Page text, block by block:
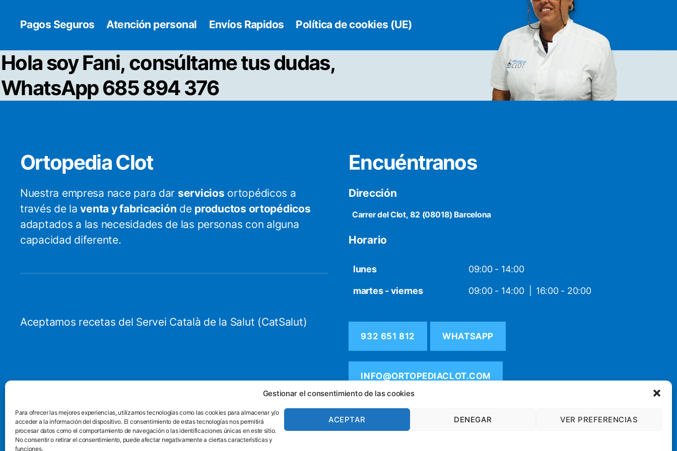
Gestionar el consentimiento de las cookies
Para ofrecer las mejores experiencias, utilizamos tecnologías como las cookies para almacenar y/o
acceder a la información del dispositivo. El consentimiento de estas tecnologías nos permitirá
procesar datos como el comportamiento de navegación o las identificaciones únicas en este sitio.
No consentir o retirar el consentimiento, puede afectar negativamente a ciertas características y
funciones.
ACEPTAR DENEGAR VER PREFERENCIAS
Pagos Seguros Atención personal Envíos Rapidos Política de cookies (UE)
Hola soy Fani, consúltame tus dudas,
WhatsApp 685 894 376
Ortopedia Clot
Nuestra empresa nace para dar servicios ortopédicos a
través de laventa y fabricación de productos ortopédicos
adaptados a las necesidades de las personas con alguna
capacidad diferente.
Aceptamos recetas del Servei Català de la Salut (CatSalut)
Encuéntranos
Dirección
Carrer del Clot, 82 (08018) Barcelona
Horario
lunes 09:00 - 14:00
martes - viernes 09:00 - 14:00 16:00 - 20:00
932 651 812 WHATSAPP
INFO@ORTOPEDIACLOT.COM